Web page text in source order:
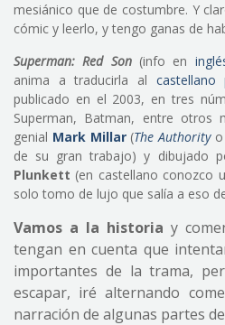
mesiánico que de costumbre. Y
cómic y leerlo, y tengo ganas de
Superman: Red Son(info en
anima a traducirla al castellano
publicado en el 2003, en tres
Superman, Batman, entre otros
genial Mark Millar(The Authorityo
de su gran trabajo) y dibujado
Plunkett (en castellano conozco
solo tomo de lujo que salía a eso
Vamos a la historia y
tengan en cuenta que
importantes de la trama,
escapar, iré alternando
narración de algunas partes